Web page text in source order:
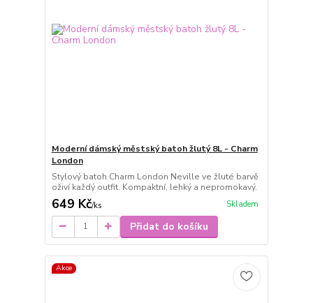
Moderní dámský městský batoh žlutý 8L - Charm
London
Stylový batoh Charm London Neville ve žluté barvě
oživí každý outfit. Kompaktní, lehký a nepromokavý.
649 Kč/ks Skladem
Přidat do košíku
Akce